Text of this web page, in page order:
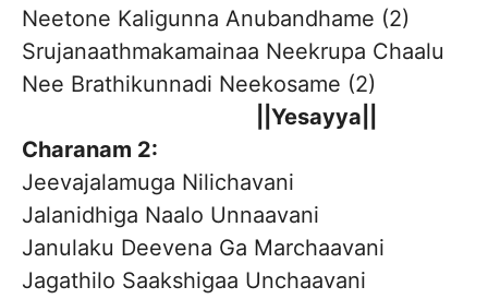
Neetone Kaligunna Anubandhame (2)
Srujanaathmakamainaa Neekrupa Chaalu
Nee Brathikunnadi Neekosame (2)
||Yesayya||
Charanam 2:
Jeevajalamuga Nilichavani
Jalanidhiga Naalo Unnaavani
Janulaku Deevena Ga Marchaavani
Jagathilo Saakshigaa Unchaavani